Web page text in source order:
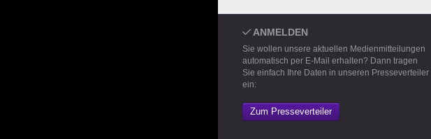
ANMELDEN
Sie wollen unsere aktuellen Medienmitteilungen
automatisch per E-Mail erhalten? Dann tragen
Sie einfach Ihre Daten in unseren Presseverteiler
ein:
Zum Presseverteiler